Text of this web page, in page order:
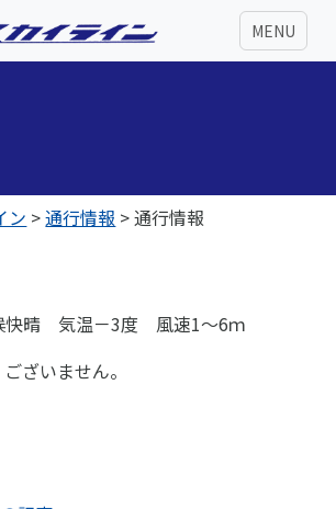
MENU
ン >通行情報 >通行情報
晴 気温－3度 風速1～6ｍ
ざいません。